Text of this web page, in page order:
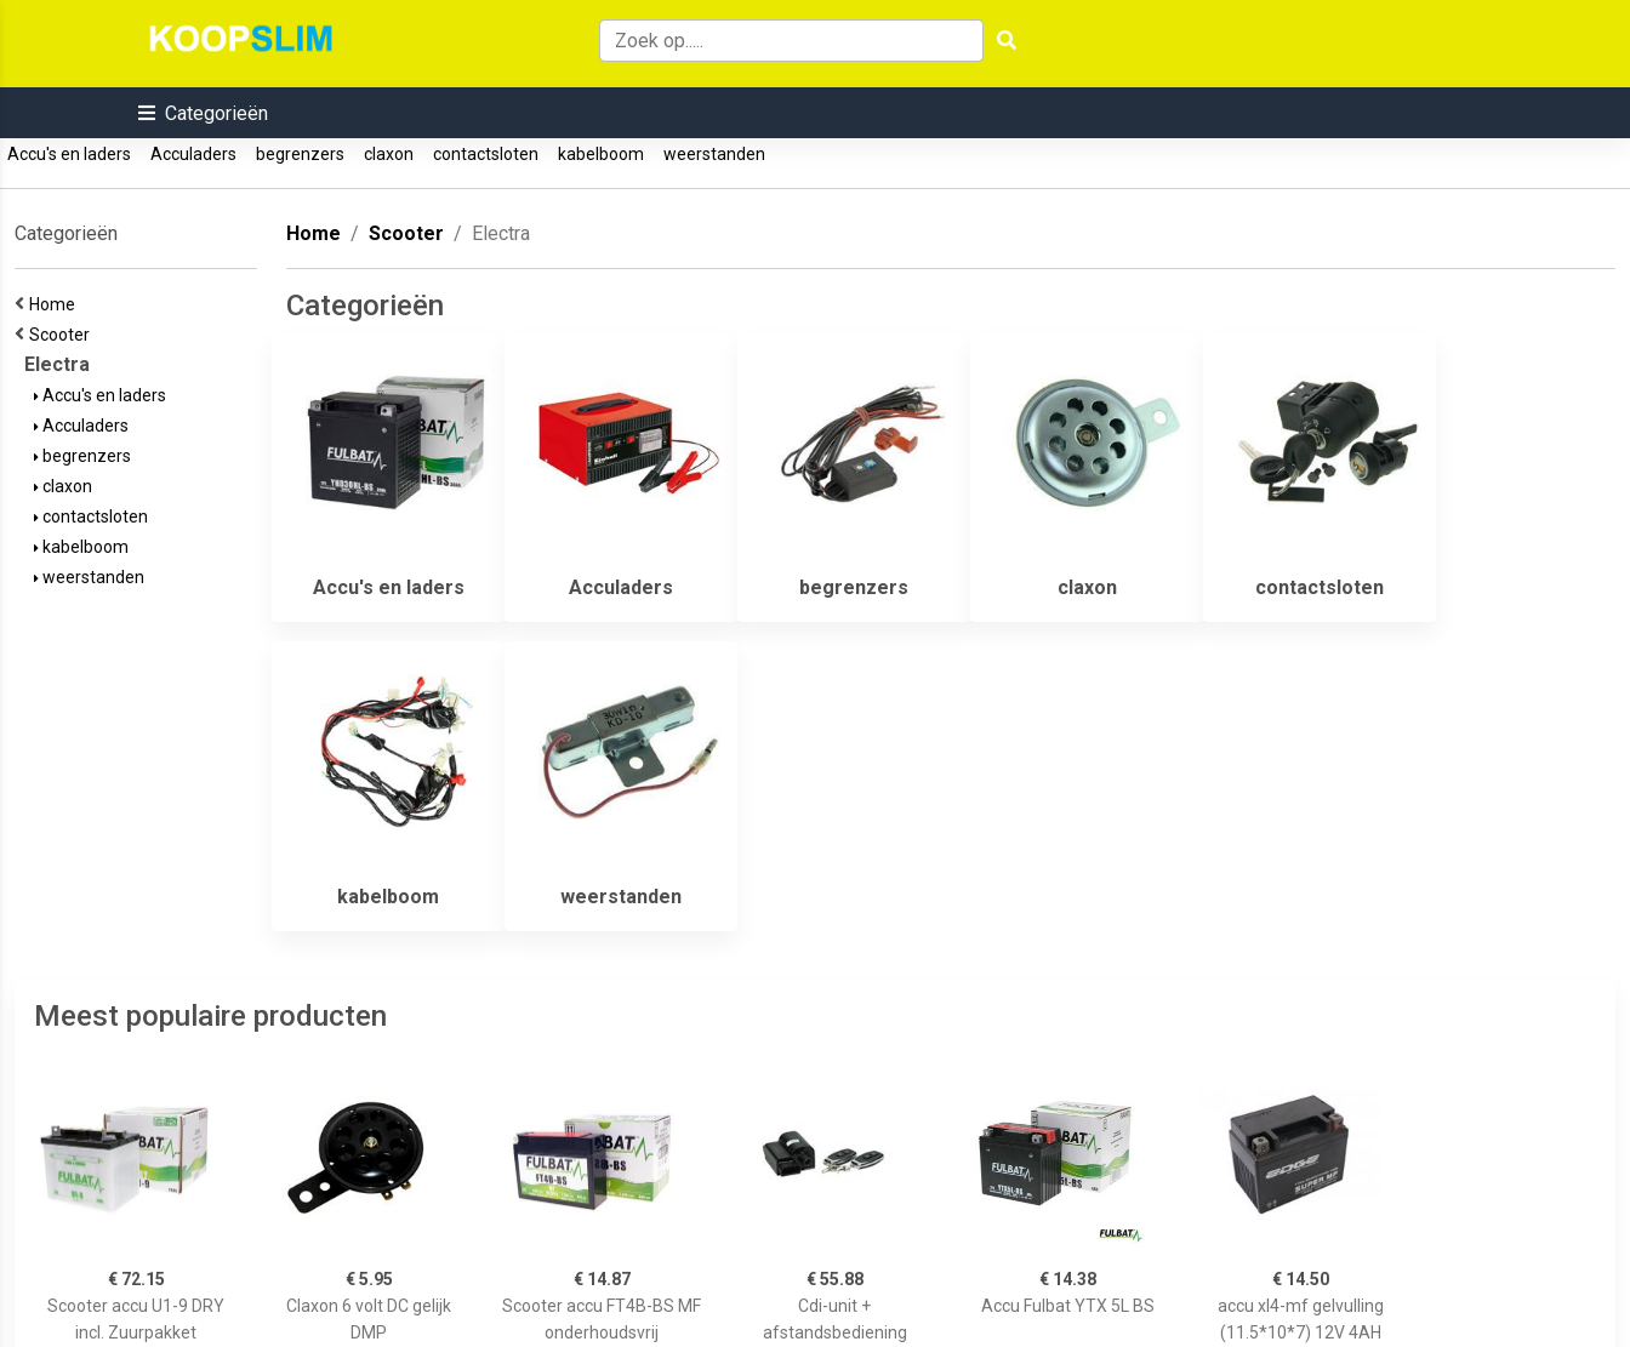
Categorieën
Accu's en laders Acculaders begrenzers claxon contactsloten kabelboom weerstanden
Categorieën
Home
Scooter
Electra
Accu's en laders
Acculaders
begrenzers
claxon
contactsloten
kabelboom
weerstanden
Home Scooter Electra
Categorieën
Accu's en laders Acculaders begrenzers claxon contactsloten
kabelboom weerstanden
Meest populaire producten
€ 72.15
Scooter accu U1-9 DRY
incl. Zuurpakket
€ 5.95
Claxon 6 volt DC gelijk
DMP
€ 14.87
Scooter accu FT4B-BS MF
onderhoudsvrij
€ 55.88
Cdi-unit +
afstandsbediening
€ 14.38
Accu Fulbat YTX 5L BS
€ 14.50
accu xl4-mf gelvulling
(11.5*10*7) 12V 4AH